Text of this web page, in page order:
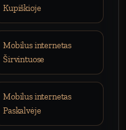
Kupiškioje
Mobilus internetas
Širvintuose
Mobilus internetas
Paskalvėje